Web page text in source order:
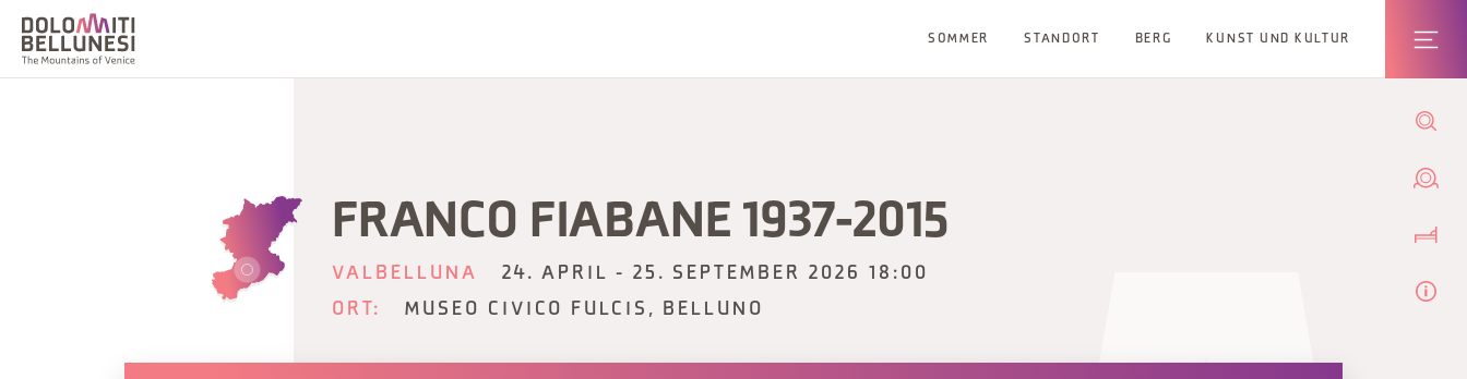
SOMMER STANDORT BERG KUNST UND KULTUR
FRANCO FIABANE 1937-2015
VALBELLUNA
24. APRIL - 25. SEPTEMBER 2026 18:00
ORT:
MUSEO CIVICO FULCIS, BELLUNO